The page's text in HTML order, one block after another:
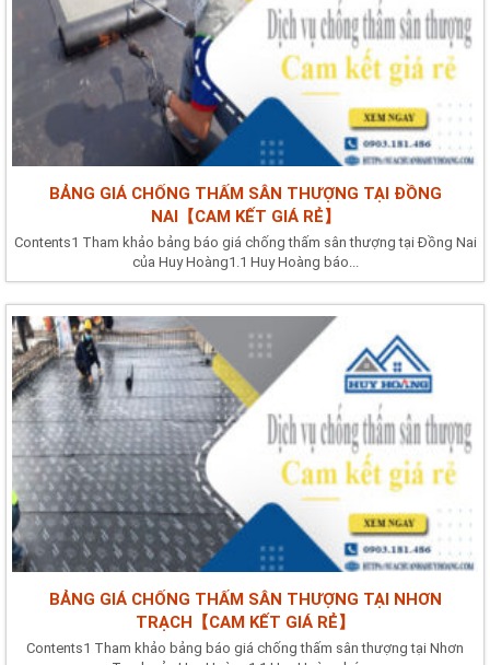
BẢNG GIÁ CHỐNG THẤM SÂN THƯỢNG TẠI ĐỒNG
NAI【CAM KẾT GIÁ RẺ】
Contents1 Tham khảo bảng báo giá chống thấm sân thượng tại Đồng Nai
của Huy Hoàng1.1 Huy Hoàng báo...
BẢNG GIÁ CHỐNG THẤM SÂN THƯỢNG TẠI NHƠN
TRẠCH【CAM KẾT GIÁ RẺ】
Contents1 Tham khảo bảng báo giá chống thấm sân thượng tại Nhơn